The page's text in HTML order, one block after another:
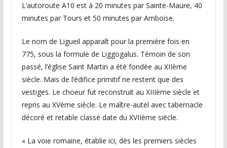
i
s
c
h
a
q
u
s
L’autoroute A10 est à 20 minutes par Sainte-Maure, 40
minutes par Tours et 50 minutes par Amboise.
Le nom de Ligueil apparaît pour la première fois en
775, sous la formule de Liggogalus. Témoin de son
passé, l’église Saint Martin a été fondée au XIIème
siècle. Mais de l’édifice primitif ne restent que des
vestiges. Le choeur fut reconstruit au XIIIème siècle et
repris au XVème siècle. Le maître-autel avec tabernacle
décoré et retable classé date du XVIIème siècle.
« La voie romaine, établie ici, dès les premiers siècles